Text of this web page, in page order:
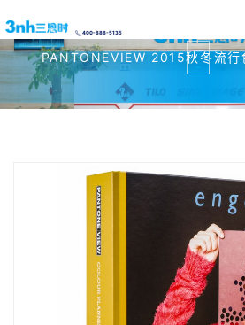
400-888-5135
PANTONEVIEW 2015秋冬流